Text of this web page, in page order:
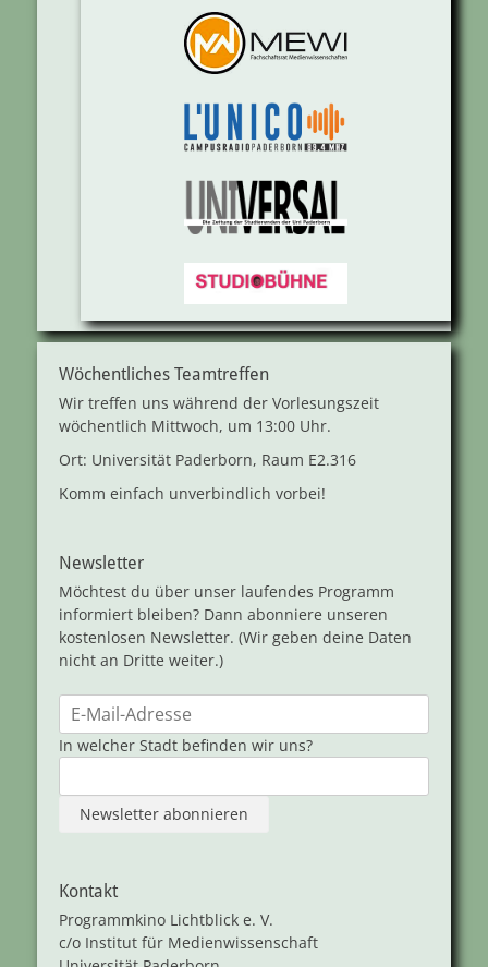
Wöchentliches Teamtreffen
Wir treffen uns während der Vorlesungszeit
wöchentlich Mittwoch, um 13:00 Uhr.
Ort: Universität Paderborn, Raum E2.316
Komm einfach unverbindlich vorbei!
Newsletter
Möchtest du über unser laufendes Programm
informiert bleiben? Dann abonniere unseren
kostenlosen Newsletter. (Wir geben deine Daten
nicht an Dritte weiter.)
In welcher Stadt befinden wir uns?
Kontakt
Programmkino Lichtblick e. V.
c/o Institut für Medienwissenschaft